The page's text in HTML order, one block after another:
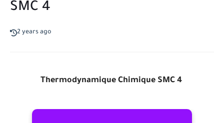
SMC 4
2 years ago
Thermodynamique Chimique SMC 4